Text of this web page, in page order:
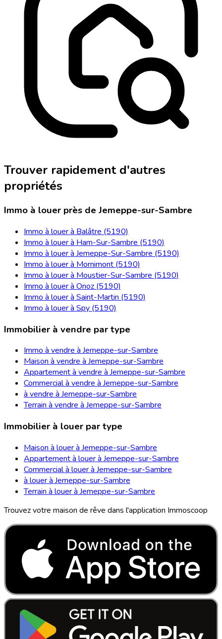
Trouver rapidement d'autres
propriétés
Immo à louer près de Jemeppe-sur-Sambre
Immo à louer à Balâtre (5190)
Immo à louer à Ham-Sur-Sambre (5190)
Immo à louer à Jemeppe-Sur-Sambre (5190)
Immo à louer à Mornimont (5190)
Immo à louer à Moustier-Sur-Sambre (5190)
Immo à louer à Onoz (5190)
Immo à louer à Saint-Martin (5190)
Immo à louer à Spy (5190)
Immobilier à vendre par type
Immo à vendre à Jemeppe-sur-Sambre
Maison à vendre à Jemeppe-sur-Sambre
Appartement à vendre à Jemeppe-sur-Sambre
Commercial à vendre à Jemeppe-sur-Sambre
à vendre à Jemeppe-sur-Sambre
Terrain à vendre à Jemeppe-sur-Sambre
Immobilier à louer par type
Maison à louer à Jemeppe-sur-Sambre
Appartement à louer à Jemeppe-sur-Sambre
Commercial à louer à Jemeppe-sur-Sambre
à louer à Jemeppe-sur-Sambre
Terrain à louer à Jemeppe-sur-Sambre
Trouvez votre maison de rêve dans l'application Immoscoop